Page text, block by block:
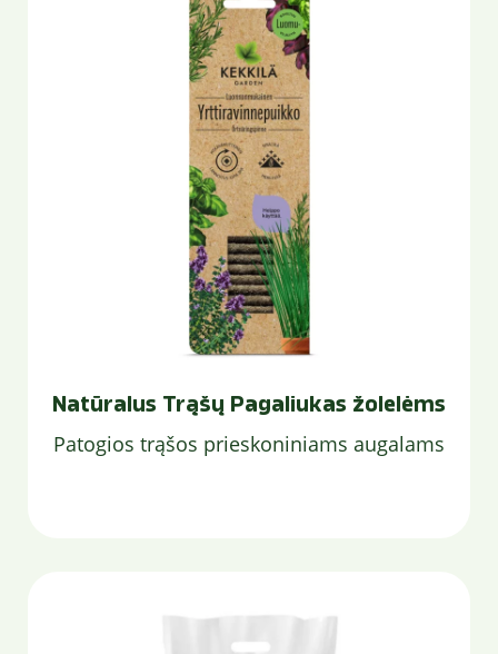
Natūralus Trąšų Pagaliukas žolelėms
Patogios trąšos prieskoniniams augalams